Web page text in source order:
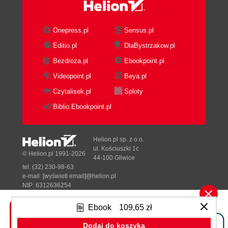
Solution
Discussion
2.3. Installing Firebug
Discussion
2.4. Installing OWASPs WebScarab
Problem
Discussion
2.5. Installing Perl and Packages on
Windows
Problem
Solution
Discussion
2.6. Installing Perl and Using CPAN on
Linux, Unix, or OS X
Problem
Solution
Ebook 109,65 zł
Dodaj do koszyka
Onepress.pl
Sensus.pl
Editio.pl
DlaBystrzakow.pl
Bezdroza.pl
Ebookpoint.pl
Videopoint.pl
Beya.pl
Czytalisek.pl
Sploty
Biblio.Ebookpoint.pl
Tonik.pl
© Helion.pl 1991-2026
Helion.pl sp. z o.o.
ul. Kościuszki 1c
44-100 Gliwice
tel. (32) 230-98-63
e-mail: [wyświetl email]@helion.pl
NIP: 6312636254